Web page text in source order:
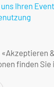
Ihren Event
finden Sie